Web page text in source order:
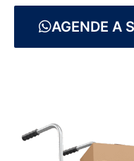
AGENDE A